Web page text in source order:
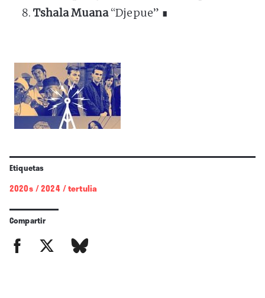
Tshala Muana“Djepue” ∎
Etiquetas
2020s /2024 /tertulia
Compartir